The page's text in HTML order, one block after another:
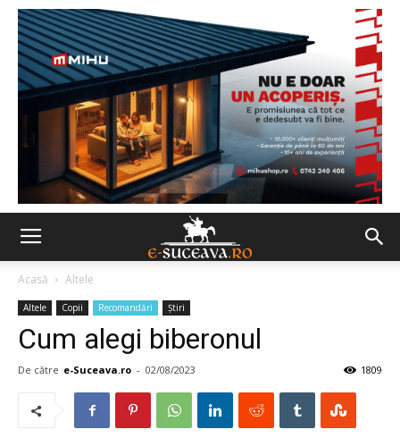
Acasă Altele
Altele Copii Recomandări Ştiri
Cum alegi biberonul
De către e-Suceava.ro - 02/08/2023 1809